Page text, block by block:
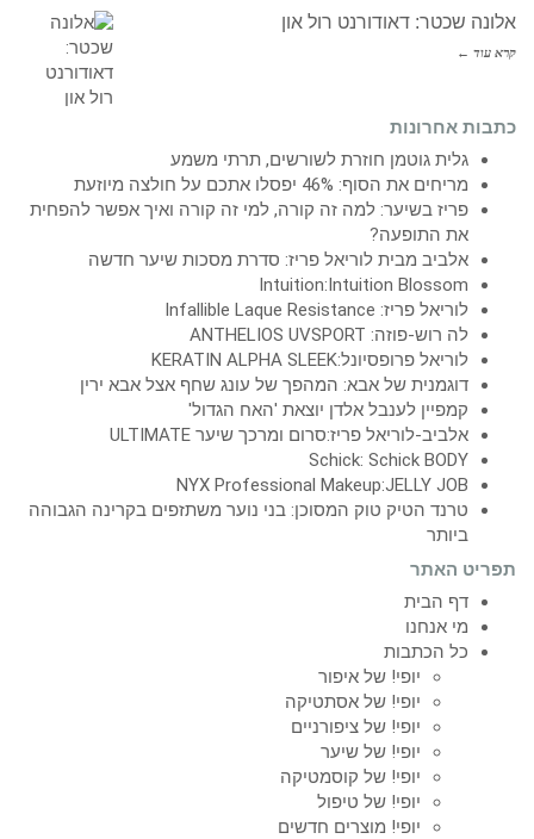
אלונה שכטר: דאודורנט רול און
קרא עוד ←
כתבות אחרונות
גלית גוטמן חוזרת לשורשים, תרתי משמע
מריחים את הסוף: 46% יפסלו אתכם על חולצה מיוזעת
פריז בשיער: למה זה קורה, למי זה קורה ואיך אפשר להפחית
את התופעה?
אלביב מבית לוריאל פריז: סדרת מסכות שיער חדשה
Intuition:Intuition Blossom
לוריאל פריז: Infallible Laque Resistance
לה רוש-פוזה: ANTHELIOS UVSPORT
לוריאל פרופסיונל:KERATIN ALPHA SLEEK
דוגמנית של אבא: המהפך של עונג שחף אצל אבא ירין
קמפיין לענבל אלדן יוצאת 'האח הגדול'
אלביב-לוריאל פריז:סרום ומרכך שיער ULTIMATE
Schick: Schick BODY
NYX Professional Makeup:JELLY JOB
טרנד הטיק טוק המסוכן: בני נוער משתזפים בקרינה הגבוהה
ביותר
תפריט האתר
דף הבית
מי אנחנו
כל הכתבות
יופי! של איפור
יופי! של אסתטיקה
יופי! של ציפורניים
יופי! של שיער
יופי! של קוסמטיקה
יופי! של טיפול
יופי! מוצרים חדשים